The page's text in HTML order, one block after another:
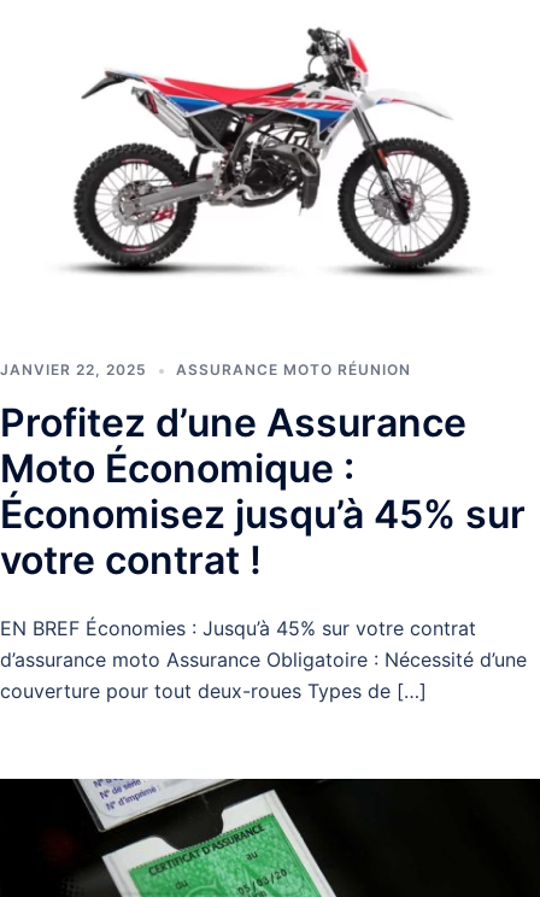
JANVIER 22, 2025 ASSURANCE MOTO RÉUNION
Profitez d’une Assurance
Moto Économique :
Économisez jusqu’à 45% sur
votre contrat !
EN BREF Économies : Jusqu’à 45% sur votre contrat
d’assurance moto Assurance Obligatoire : Nécessité d’une
couverture pour tout deux-roues Types de […]